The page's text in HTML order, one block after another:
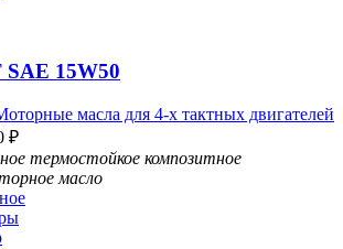
15W50
масла для 4-х тактных двигателей
₽
термостойкое композитное
масло